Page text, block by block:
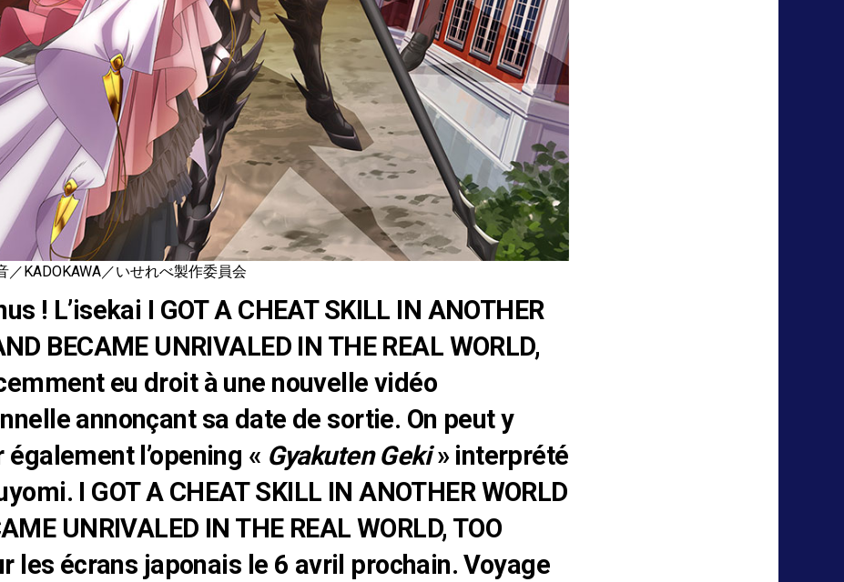
KADOKAWA／いせれべ製作委員会
! L’isekai I GOT A CHEAT SKILL IN ANOTHER
BECAME UNRIVALED IN THE REAL WORLD,
eu droit à une nouvelle vidéo
annonçant sa date de sortie. On peut y
l’opening « Gyakuten Geki» interprété
I GOT A CHEAT SKILL IN ANOTHER WORLD
UNRIVALED IN THE REAL WORLD, TOO
les écrans japonais le 6 avril prochain. Voyage